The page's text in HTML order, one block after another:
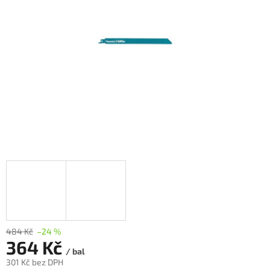
484 Kč –24 %
364 Kč / bal
301 Kč bez DPH